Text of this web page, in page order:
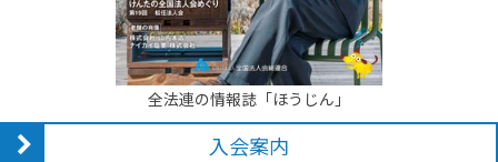
全法連の情報誌「ほうじん」
入会案内